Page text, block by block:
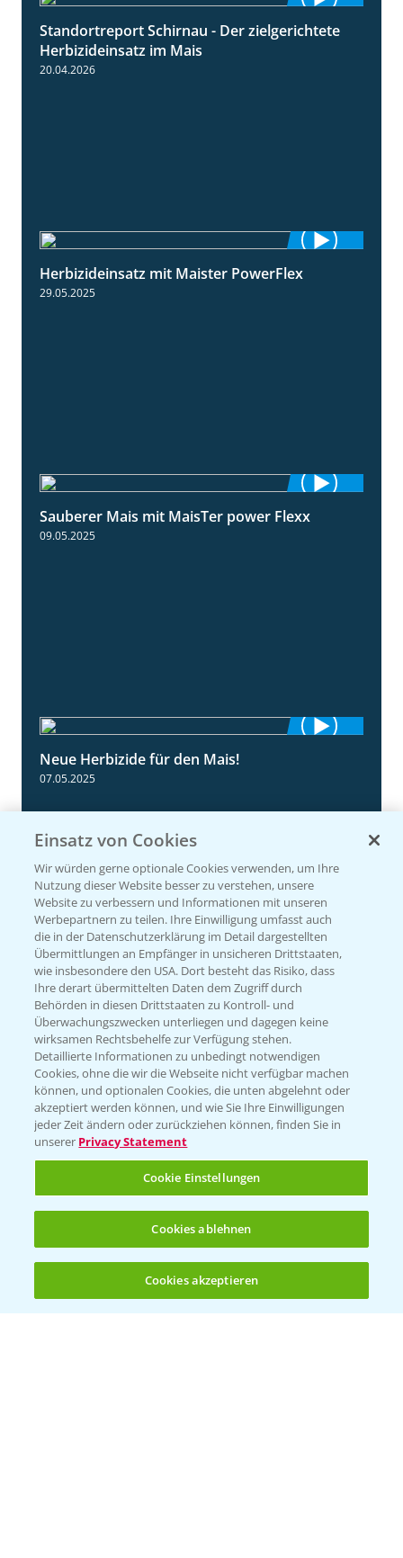
9:27
Standortreport Schirnau - Der zielgerichtete
Herbizideinsatz im Mais
20.04.2026
Herbizideinsatz mit Maister PowerFlex
29.05.2025
2:26
Sauberer Mais mit MaisTer power Flexx
09.05.2025
Neue Herbizide für den Mais!
07.05.2025
NEU: Herbizidmaßnahme im Mais mit
MaisTer Power Flexx
06.05.2025
1:45
Herbizidstrategie Einmalbehandlung im
Mais
(noch 4)
Einsatz von Cookies
Wir würden gerne optionale Cookies verwenden, um Ihre
Nutzung dieser Website besser zu verstehen, unsere
Website zu verbessern und Informationen mit unseren
Werbepartnern zu teilen. Ihre Einwilligung umfasst auch
die in der Datenschutzerklärung im Detail dargestellten
Übermittlungen an Empfänger in unsicheren Drittstaaten,
wie insbesondere den USA. Dort besteht das Risiko, dass
Ihre derart übermittelten Daten dem Zugriff durch
Behörden in diesen Drittstaaten zu Kontroll- und
Überwachungszwecken unterliegen und dagegen keine
wirksamen Rechtsbehelfe zur Verfügung stehen.
Detaillierte Informationen zu unbedingt notwendigen
Cookies, ohne die wir die Webseite nicht verfügbar machen
können, und optionalen Cookies, die unten abgelehnt oder
akzeptiert werden können, und wie Sie Ihre Einwilligungen
jeder Zeit ändern oder zurückziehen können, finden Sie in
unserer Privacy Statement
Cookie Einstellungen
Cookies ablehnen
Cookies akzeptieren